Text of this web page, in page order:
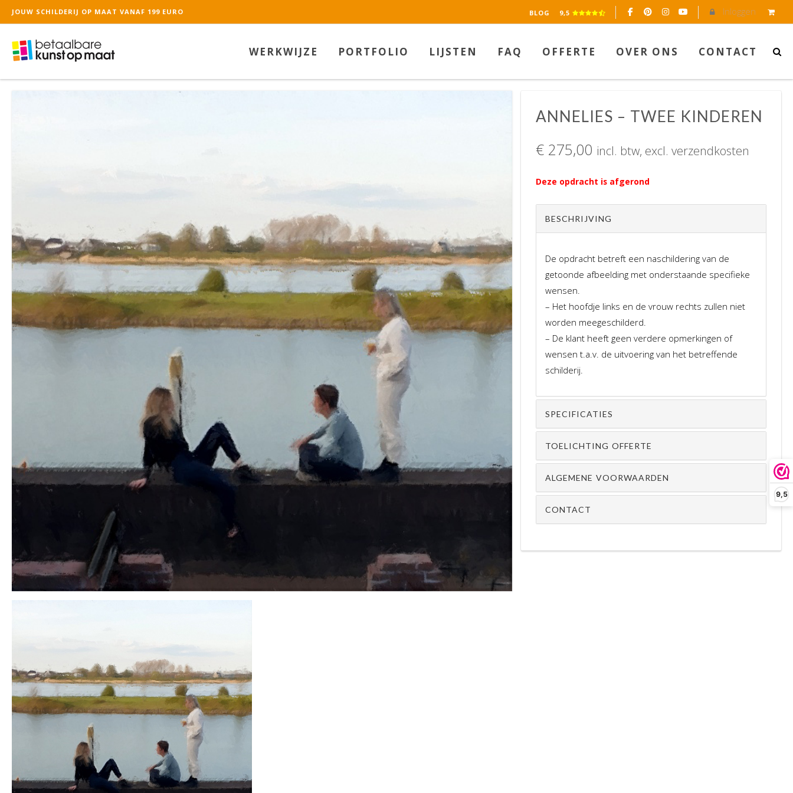
9,5
JOUW SCHILDERIJ OP MAAT VANAF 199 EURO Inloggen
BLOG 9,5
WERKWIJZE PORTFOLIO LIJSTEN FAQ OFFERTE OVER ONS CONTACT
ANNELIES – TWEE KINDEREN
€275,00 incl. btw, excl. verzendkosten
Deze opdracht is afgerond
BESCHRIJVING
De opdracht betreft een naschildering van de
getoonde afbeelding met onderstaande specifieke
wensen.
– Het hoofdje links en de vrouw rechts zullen niet
worden meegeschilderd.
– De klant heeft geen verdere opmerkingen of
wensen t.a.v. de uitvoering van het betreffende
schilderij.
SPECIFICATIES
TOELICHTING OFFERTE
ALGEMENE VOORWAARDEN
CONTACT